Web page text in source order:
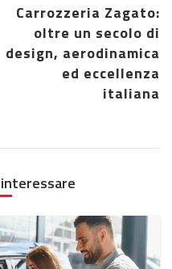
Carrozzeria Zagato:
oltre un secolo di
design, aerodinamica
ed eccellenza
italiana